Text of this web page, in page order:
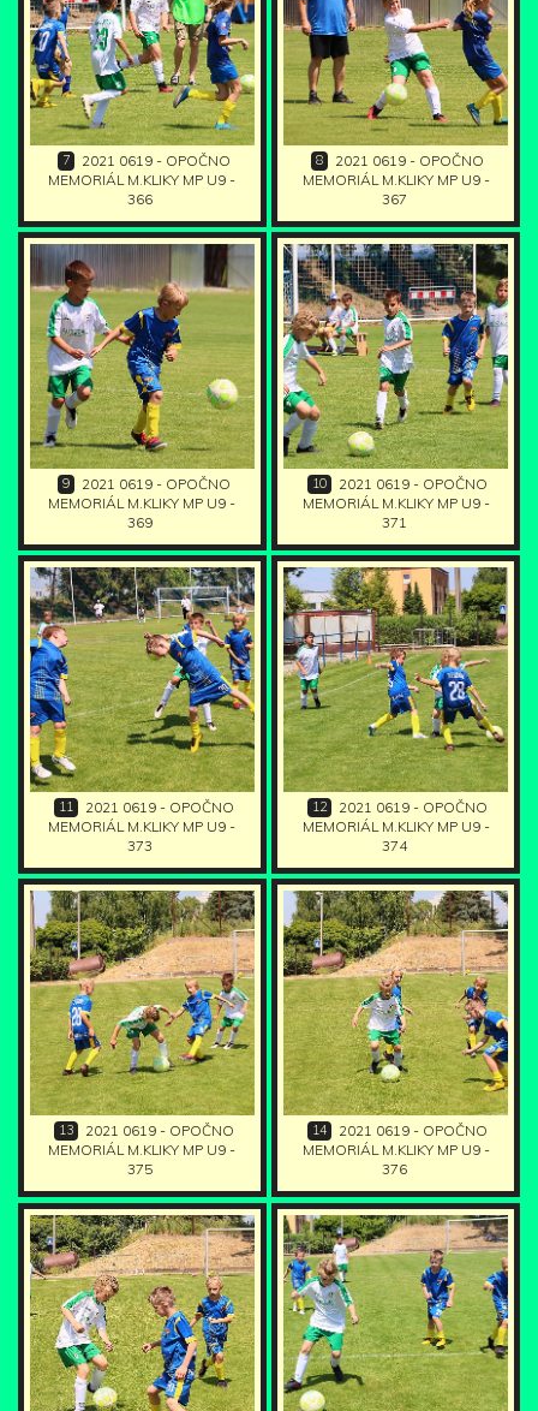
7
2021 0619 - OPOČNO
MEMORIÁL M.KLIKY MP U9 -
366
8
2021 0619 - OPOČNO
MEMORIÁL M.KLIKY MP U9 -
367
9
2021 0619 - OPOČNO
MEMORIÁL M.KLIKY MP U9 -
369
10
2021 0619 - OPOČNO
MEMORIÁL M.KLIKY MP U9 -
371
11
2021 0619 - OPOČNO
MEMORIÁL M.KLIKY MP U9 -
373
12
2021 0619 - OPOČNO
MEMORIÁL M.KLIKY MP U9 -
374
13
2021 0619 - OPOČNO
MEMORIÁL M.KLIKY MP U9 -
375
14
2021 0619 - OPOČNO
MEMORIÁL M.KLIKY MP U9 -
376